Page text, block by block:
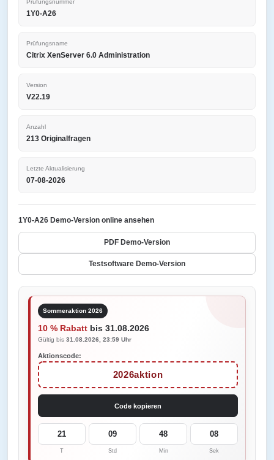
Prüfungsnummer
1Y0-A26
Prüfungsname
Citrix XenServer 6.0 Administration
Version
V22.19
Anzahl
213 Originalfragen
Letzte Aktualisierung
07-08-2026
1Y0-A26 Demo-Version online ansehen
PDF Demo-Version
Testsoftware Demo-Version
Sommeraktion 2026
10 % Rabatt bis 31.08.2026
Gültig bis 31.08.2026, 23:59 Uhr
Aktionscode:
2026aktion
Code kopieren
21
T
09
Std
48
Min
08
Sek